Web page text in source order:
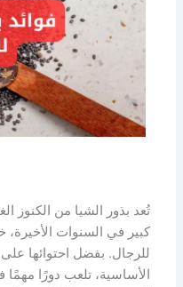
تُعد بذور الشيا من الكنوز
كبير في السنوات الأخيرة،
للرجال. بفضل احتوائها على
الأساسية، تلعب دورًا مهمًا